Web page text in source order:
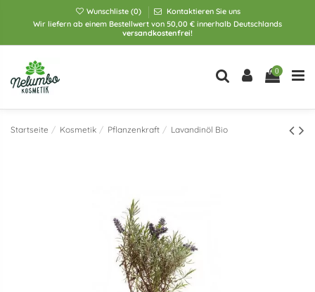
Wir liefern ab einem Bestellwert von 50,00 € innerhalb Deutschlands
versandkostenfrei!
Wunschliste (0) Kontaktieren Sie uns
0
Startseite Kosmetik Pflanzenkraft Lavandinöl Bio